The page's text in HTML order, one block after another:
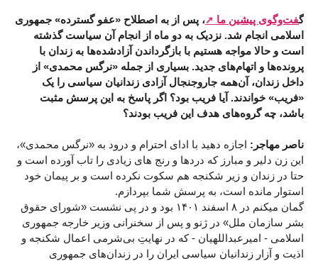
گفت‌وگوی پیشین ما
، پس از به اصطلاح «عفو گسترده» جمهوری
اسلامی انجام شد. نزدیک به دو ماه از انجام آن سیاست گذشته
است و حالا مواجه هستیم با بازگرداندن آزادشده‌‌ها به زندان با
پرونده‌ها و اتهام‌های جدید. بسیاری از جمله «نرگس محمدی» از
داخل زندان، آن‌همه جاروجنجال آزادی زندانیان سیاسی را یک
«فریب» خواندند. آیا فریب بود؟ اگر پاسخ به این پرسش مثبت
باشد، چه گروه‌های هدف این فریب بودند؟
ناصر مهاجر: اجازه دهید با ادای احترام و درود به «نرگس محمدی»،
این زن دلیر و مبارز که دردها و رنج های زیادی را تاب آورده است و
حتا در زندان و زیر شکنجه هم سکوت نکرده است و بر پیمان خود
استوار مانده است، به پرسش شما بپردازم.
گمان میکنم در ۸ اسفند ۱۴۰۱ بود و در پی نشست «شورای حقوق
بشر سازمان ملل» در ژنو و پس از سخنرانی وزیر خارجه جمهوری
اسلامی - امیرعبداللهیان - که در نهایتِ بی‌شرمی اعمال شکنجه و
اذیت و آزار زندانیان سیاسی ایران را در زندان‌های جمهوری